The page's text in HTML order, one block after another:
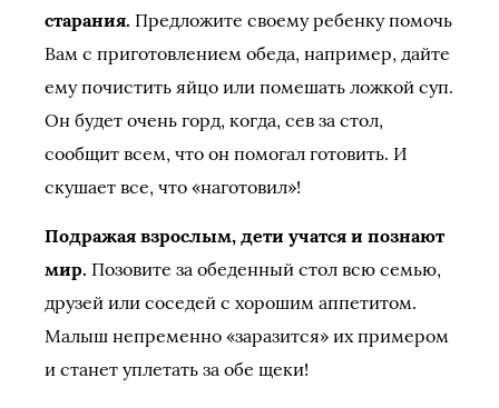
старания. Предложите своему ребенку помочь
Вам с приготовлением обеда, например, дайте
ему почистить яйцо или помешать ложкой суп.
Он будет очень горд, когда, сев за стол,
сообщит всем, что он помогал готовить. И
скушает все, что «наготовил»!
Подражая взрослым, дети учатся и познают
мир. Позовите за обеденный стол всю семью,
друзей или соседей с хорошим аппетитом.
Малыш непременно «заразится» их примером
и станет уплетать за обе щеки!